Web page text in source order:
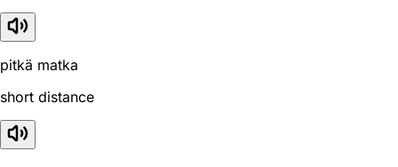
pitkä matka
short distance